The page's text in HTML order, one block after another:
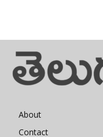
About
Contact